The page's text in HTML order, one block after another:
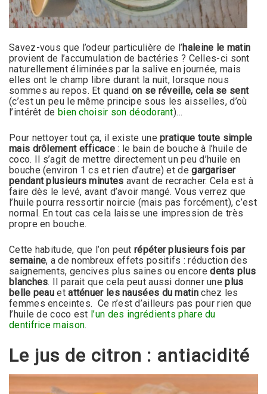
Savez-vous que l’odeur particulière de l’haleine le matin
provient de l’accumulation de bactéries ? Celles-ci sont
naturellement éliminées par la salive en journée, mais
elles ont le champ libre durant la nuit, lorsque nous
sommes au repos. Et quand on se réveille, cela se sent
(c’est un peu le même principe sous les aisselles, d’où
l’intérêt de bien choisir son déodorant)…
Pour nettoyer tout ça, il existe unepratique toute simple
mais drôlement efficace: le bain de bouche à l’huile de
coco. Il s’agit de mettre directement un peu d’huile en
bouche (environ 1 cs et rien d’autre) et de gargariser
pendant plusieurs minutes avant de recracher. Cela est à
faire dès le levé, avant d’avoir mangé. Vous verrez que
l’huile pourra ressortir noircie (mais pas forcément), c’est
normal. En tout cas cela laisse une impression de très
propre en bouche.
Cette habitude, que l’on peut répéter plusieurs fois par
semaine, a de nombreux effets positifs : réduction des
saignements, gencives plus saines ou encoredents plus
blanches. Il parait que cela peut aussi donner uneplus
belle peau etatténuer les nausées du matinchez les
femmes enceintes. Ce n’est d’ailleurs pas pour rien que
l’huile de coco est l’un des ingrédients phare du
dentifrice maison.
Le jus de citron : antiacidité